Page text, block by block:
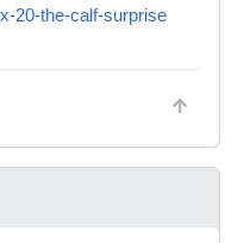
20-the-calf-surprise